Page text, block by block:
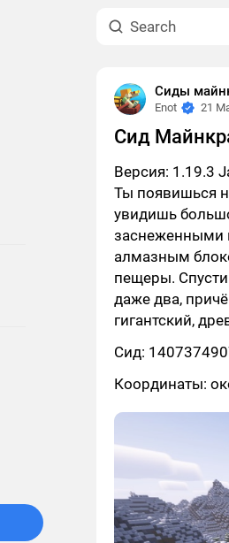
Сиды
Enot 21
Сид
Версия: 1.19.3
Ты появишься
увидишь
заснеженными
алмазным
пещеры.
даже два,
гигантский,
Сид:
Координаты: